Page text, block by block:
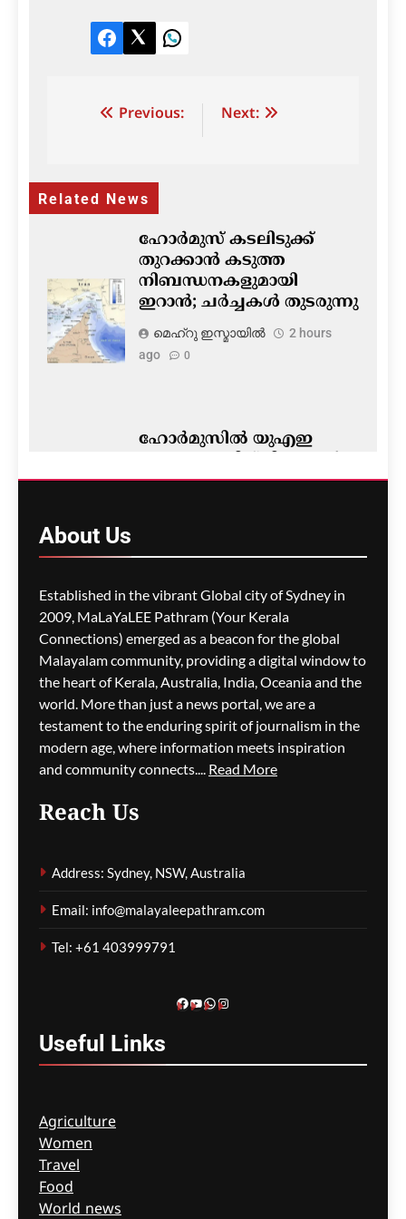
Facebook
TwitterLinkedIn
Post Previous: Next:
Related News
ഹോർമുസ് കടലിടുക്ക്
തുറക്കാൻ കടുത്ത
നിബന്ധനകളുമായി
ഇറാൻ; ചർച്ചകൾ തുടരുന്നു
മെഹ്റു ഇസ്മായില്‍
2 hours
ago
0
ഹോർമുസിൽ യുഎഇ
ആക്രമണം; ഇറാനെതിരെ
ago
0
ജെ.ഡി. വാൻസ്
പ്രധാനമന്ത്രി മോദിയെ
വിളിച്ചു; ഇന്ത്യ–യുഎസ്
ബന്ധം ചർച്ചയായി
മെഹ്റു ഇസ്മായില്‍
2 hours
ago
0
പിടികൂടി
മെഹ്റു ഇസ്മായില്‍
About Us
Established in the vibrant Global city of Sydney in
2009, MaLaYaLEE Pathram (Your Kerala
Connections) emerged as a beacon for the global
Malayalam community, providing a digital window to
the heart of Kerala, Australia, India, Oceania and the
world. More than just a news portal, we are a
testament to the enduring spirit of journalism in the
modern age, where information meets inspiration
and community connects.... Read More
Reach Us
Address: Sydney, NSW, Australia
Email: info@malayaleepathram.com
Tel: +61 403999791
Facebook
YouTube
WhatsApp
Instagram
Useful Links
Agriculture
Women
Travel
Food
World news